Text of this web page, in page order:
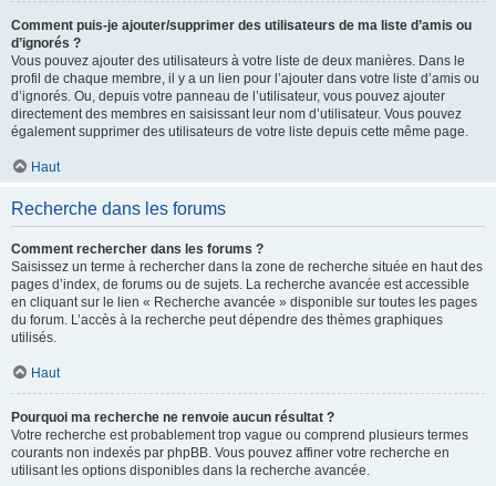
Comment puis-je ajouter/supprimer des utilisateurs de ma liste d’amis ou
d’ignorés ?
Vous pouvez ajouter des utilisateurs à votre liste de deux manières. Dans le
profil de chaque membre, il y a un lien pour l’ajouter dans votre liste d’amis ou
d’ignorés. Ou, depuis votre panneau de l’utilisateur, vous pouvez ajouter
directement des membres en saisissant leur nom d’utilisateur. Vous pouvez
également supprimer des utilisateurs de votre liste depuis cette même page.
Haut
Recherche dans les forums
Comment rechercher dans les forums ?
Saisissez un terme à rechercher dans la zone de recherche située en haut des
pages d’index, de forums ou de sujets. La recherche avancée est accessible
en cliquant sur le lien « Recherche avancée » disponible sur toutes les pages
du forum. L’accès à la recherche peut dépendre des thèmes graphiques
utilisés.
Haut
Pourquoi ma recherche ne renvoie aucun résultat ?
Votre recherche est probablement trop vague ou comprend plusieurs termes
courants non indexés par phpBB. Vous pouvez affiner votre recherche en
utilisant les options disponibles dans la recherche avancée.